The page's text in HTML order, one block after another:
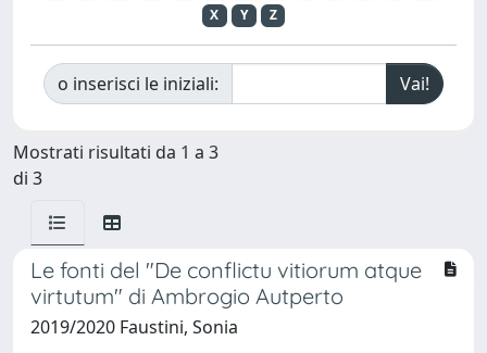
X
Y Z
o inserisci le iniziali:
Mostrati risultati da 1 a 3
di 3
Le fonti del "De conflictu vitiorum atque
virtutum" di Ambrogio Autperto
2019/2020 Faustini, Sonia